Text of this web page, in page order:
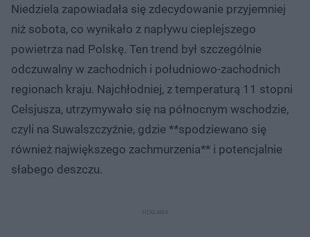
Niedziela zapowiadała się zdecydowanie przyjemniej
niż sobota, co wynikało z napływu cieplejszego
powietrza nad Polskę. Ten trend był szczególnie
odczuwalny w zachodnich i południowo-zachodnich
regionach kraju. Najchłodniej, z temperaturą 11 stopni
Celsjusza, utrzymywało się na północnym wschodzie,
czyli na Suwalszczyźnie, gdzie **spodziewano się
również największego zachmurzenia** i potencjalnie
słabego deszczu.